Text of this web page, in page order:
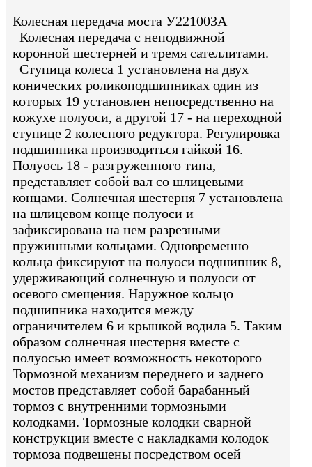
Колесная передача моста У221003А
Колесная передача с неподвижной
коронной шестерней и тремя сателлитами.
Ступица колеса 1 установлена на двух
конических роликоподшипниках один из
которых 19 установлен непосредственно на
кожухе полуоси, а другой 17 - на переходной
ступице 2 колесного редуктора. Регулировка
подшипника производиться гайкой 16.
Полуось 18 - разгруженного типа,
представляет собой вал со шлицевыми
концами. Солнечная шестерня 7 установлена
на шлицевом конце полуоси и
зафиксирована на нем разрезными
пружинными кольцами. Одновременно
кольца фиксируют на полуоси подшипник 8,
удерживающий солнечную и полуоси от
осевого смещения. Наружное кольцо
подшипника находится между
ограничителем 6 и крышкой водила 5. Таким
образом солнечная шестерня вместе с
полуосью имеет возможность некоторого
Тормозной механизм переднего и заднего
мостов представляет собой барабанный
тормоз с внутренними тормозными
колодками. Тормозные колодки сварной
конструкции вместе с накладками колодок
тормоза подвешены посредством осей